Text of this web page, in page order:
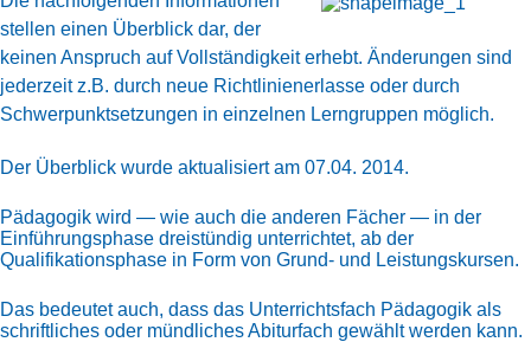
stellen einen Überblick dar, der
keinen Anspruch auf Vollständigkeit erhebt. Änderungen sind
jederzeit z.B. durch neue Richtlinienerlasse oder durch
Schwerpunktsetzungen in einzelnen Lerngruppen möglich.
Der Überblick wurde aktualisiert am 07.04. 2014.
Pädagogik wird — wie auch die anderen Fächer — in der
Einführungsphase dreistündig unterrichtet, ab der
Qualifikationsphase in Form von Grund- und Leistungskursen.
Das bedeutet auch, dass das Unterrichtsfach Pädagogik als
schriftliches oder mündliches Abiturfach gewählt werden kann.